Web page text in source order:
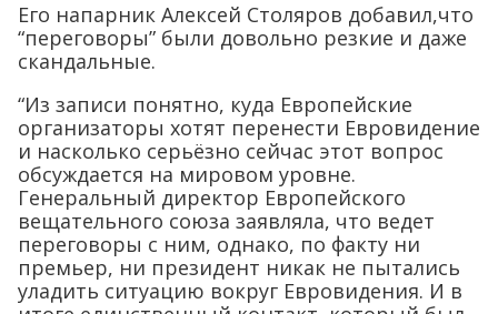
Его напарник Алексей Столяров добавил,что
“переговоры” были довольно резкие и даже
скандальные.
“Из записи понятно, куда Европейские
организаторы хотят перенести Евровидение
и насколько серьёзно сейчас этот вопрос
обсуждается на мировом уровне.
Генеральный директор Европейского
вещательного союза заявляла, что ведет
переговоры с ним, однако, по факту ни
премьер, ни президент никак не пытались
уладить ситуацию вокруг Евровидения. И в